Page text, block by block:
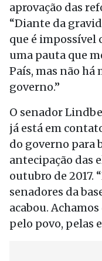
aprovação das
“Diante da
que é impossível
uma pauta que
País, mas não
governo.”
O senador
já está em
do governo para
antecipação das
outubro de 2017.
senadores da
acabou.
pelo povo, pelas